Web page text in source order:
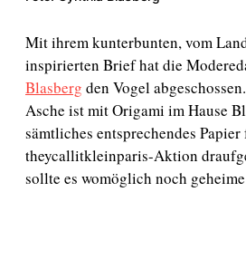
Mit ihrem kunterbunten, vom
inspirierten Brief hat die
Blasberg den Vogel
Asche ist mit Origami im Hause
sämtliches entsprechendes
theycallitkleinparis-Aktion
sollte es womöglich noch